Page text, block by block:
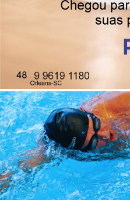
marcas individuais
Imprensa News Sul